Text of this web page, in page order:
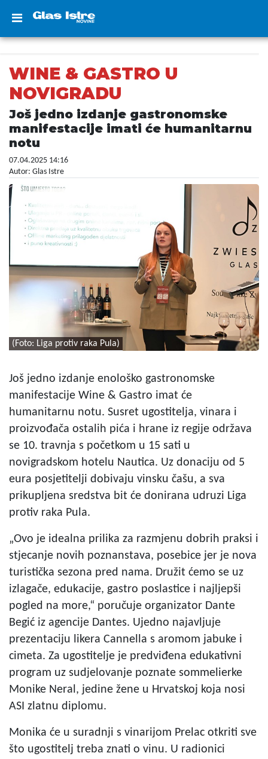
WINE & GASTRO U
NOVIGRADU
Još jedno izdanje gastronomske
manifestacije imati će humanitarnu
notu
07.04.2025 14:16
Autor: Glas Istre
(Foto: Liga protiv raka Pula)
Još jedno izdanje enološko gastronomske
manifestacije Wine & Gastro imat će
humanitarnu notu. Susret ugostitelja, vinara i
proizvođača ostalih pića i hrane iz regije održava
se 10. travnja s početkom u 15 sati u
novigradskom hotelu Nautica. Uz donaciju od 5
eura posjetitelji dobivaju vinsku čašu, a sva
prikupljena sredstva bit će donirana udruzi Liga
protiv raka Pula.
„Ovo je idealna prilika za razmjenu dobrih praksi i
stjecanje novih poznanstava, posebice jer je nova
turistička sezona pred nama. Družit ćemo se uz
izlagače, edukacije, gastro poslastice i najljepši
pogled na more,“ poručuje organizator Dante
Begić iz agencije Dantes. Ujedno najavljuje
prezentaciju likera Cannella s aromom jabuke i
cimeta. Za ugostitelje je predviđena edukativni
program uz sudjelovanje poznate sommelierke
Monike Neral, jedine žene u Hrvatskoj koja nosi
ASI zlatnu diplomu.
Monika će u suradnji s vinarijom Prelac otkriti sve
što ugostitelj treba znati o vinu. U radionici